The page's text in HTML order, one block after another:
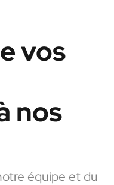
vos
nos
équipe et du